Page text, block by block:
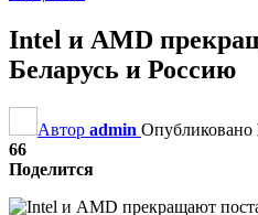
Intel и AMD
Беларусь и Россию
Автор admin Опубликовано
66
Поделится